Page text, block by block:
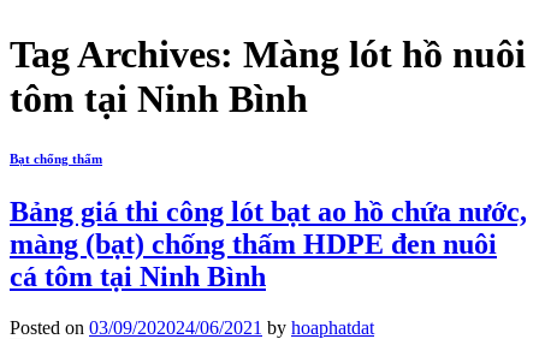
Tag Archives: Màng lót hồ nuôi
tôm tại Ninh Bình
Bạt chống thấm
Bảng giá thi công lót bạt ao hồ chứa nước,
màng (bạt) chống thấm HDPE đen nuôi
cá tôm tại Ninh Bình
Posted on 03/09/202024/06/2021 by hoaphatdat